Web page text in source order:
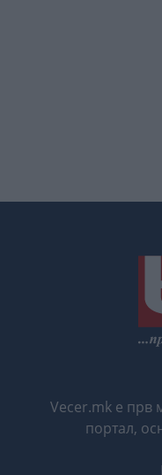
Vecer.mk е прв
портал,